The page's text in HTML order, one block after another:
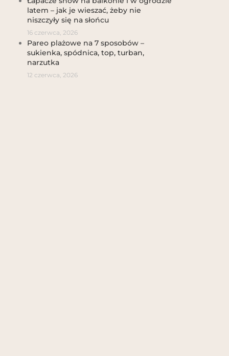
latem – jak je wieszać, żeby nie
niszczyły się na słońcu
16 czerwca, 2026
Pareo plażowe na 7 sposobów –
sukienka, spódnica, top, turban,
narzutka
12 czerwca, 2026